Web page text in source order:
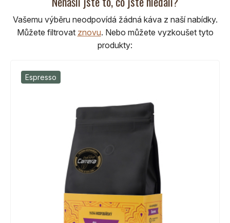
Vašemu výběru neodpovídá žádná káva z naší nabídky.
Můžete filtrovat znovu. Nebo můžete vyzkoušet tyto
produkty:
Espresso